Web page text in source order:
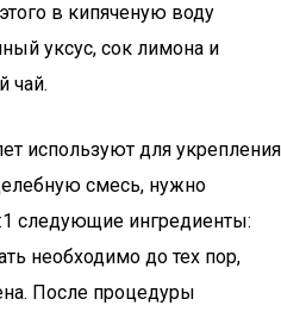
в кипяченую воду
уксус, сок лимона и
чай.
используют для укрепления
смесь, нужно
следующие ингредиенты:
необходимо до тех пор,
После процедуры